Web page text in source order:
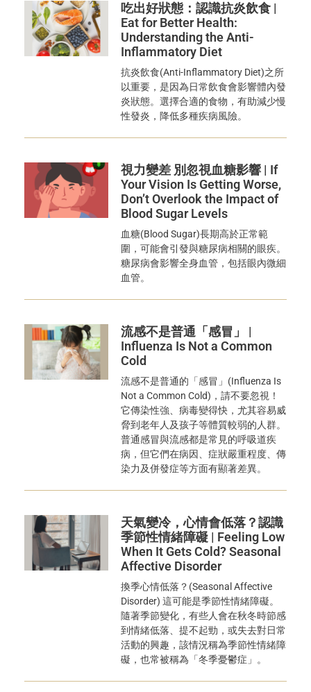
吃出好狀態：認識抗炎飲食 |
Eat for Better Health:
Understanding the Anti-
Inflammatory Diet
抗炎飲食(Anti-Inflammatory Diet)之所
以重要，是因為日常飲食會影響體內發
炎狀態。選擇合適的食物，有助減少慢
性發炎，降低多種疾病風險。
視力變差 別忽視血糖影響 | If
Your Vision Is Getting Worse,
Don’t Overlook the Impact of
Blood Sugar Levels
血糖(Blood Sugar)長期高於正常範
圍，可能會引發與糖尿病相關的眼疾。
糖尿病會影響全身血管，包括眼內微細
血管。
流感不是普通「感冒」 |
Influenza Is Not a Common
Cold
流感不是普通的「感冒」(Influenza Is
Not a Common Cold)，請不要忽視！
它傳染性強、病毒變得快，尤其容易威
脅到老年人及孩子等體質較弱的人群。
普通感冒與流感都是常見的呼吸道疾
病，但它們在病因、症狀嚴重程度、傳
染力及併發症等方面有顯著差異。
天氣變冷，心情會低落？認識
季節性情緒障礙 | Feeling Low
When It Gets Cold? Seasonal
Affective Disorder
換季心情低落？(Seasonal Affective
Disorder) 這可能是季節性情緒障礙。
隨著季節變化，有些人會在秋冬時節感
到情緒低落、提不起勁，或失去對日常
活動的興趣，該情況稱為季節性情緒障
礙，也常被稱為「冬季憂鬱症」。